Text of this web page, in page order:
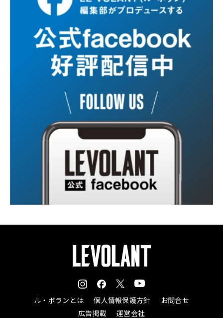
ル・ボランとは 個人情報保護方針
お問合せ
広告掲載
運営会社